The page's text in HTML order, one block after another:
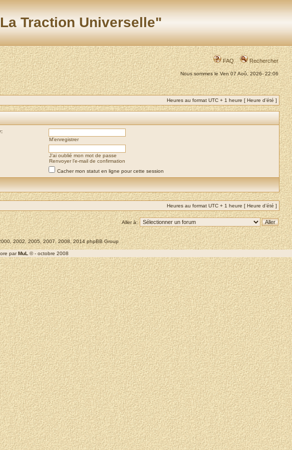
Traction Universelle"
FAQ Rechercher
Nous sommes le Ven 07 Aoû, 2026- 22:06
Heures au format UTC + 1 heure [ Heure d’été ]
M’enregistrer
J’ai oublié mon mot de passe
Renvoyer l’e-mail de confirmation
Cacher mon statut en ligne pour cette session
Heures au format UTC + 1 heure [ Heure d’été ]
Aller à:
2002, 2005, 2007, 2008, 2014 phpBB Group
parMuL © - octobre 2008